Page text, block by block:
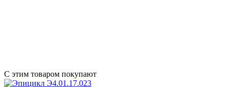
С этим товаром покупают